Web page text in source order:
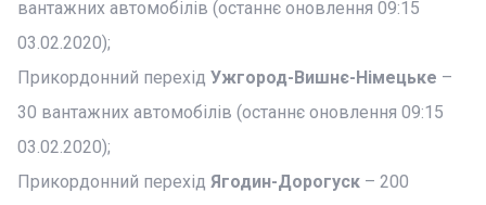
вантажних автомобілів (останнє оновлення 09:15
03.02.2020);
Прикордонний перехід Ужгород-Вишнє-Німецьке –
30 вантажних автомобілів (останнє оновлення 09:15
03.02.2020);
Прикордонний перехід Ягодин-Дорогуск – 200